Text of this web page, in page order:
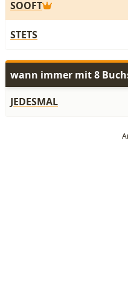
SOOFT
STETS
wann immer mit 8
JEDESMAL